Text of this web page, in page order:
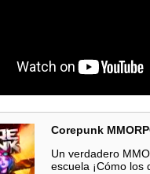
Corepunk
Un verdadero
escuela ¡Cómo los